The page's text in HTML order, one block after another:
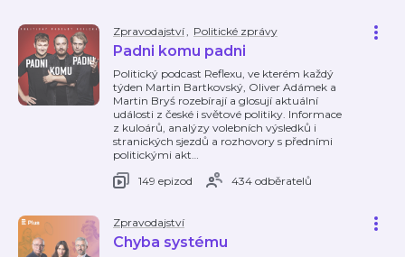
Zpravodajství, Politické zprávy
Padni komu padni
Politický podcast Reflexu, ve kterém každý
týden Martin Bartkovský, Oliver Adámek a
Martin Bryś rozebírají a glosují aktuální
události z české i světové politiky. Informace
z kuloárů, analýzy volebních výsledků i
stranických sjezdů a rozhovory s předními
politickými akt…
149 epizod
434 odběratelů
Zpravodajství
Chyba systému